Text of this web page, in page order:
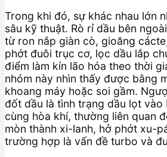
Trong khi đó, sự khác nhau lớn
sâu kỹ thuật. Rò rỉ dầu bên
từ ron nắp giàn cò, gioăng
phớt đuôi trục cơ, lọc dầu lắp
điểm làm kín lão hóa theo thời
nhóm này nhìn thấy được bằng
khoang máy hoặc soi gầm.
đốt dầu là tình trạng dầu lọt
cùng hòa khí, thường liên quan
mòn thành xi-lanh, hở phớt xu-
trường hợp là vấn đề turbo và